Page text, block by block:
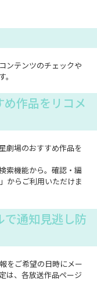
ンテンツのチェックや
作品をリコメ
劇場のおすすめ作品を
索機能から。確認・編
からご利用いただけま
で通知見逃し防
をご希望の日時にメー
は、各放送作品ページ